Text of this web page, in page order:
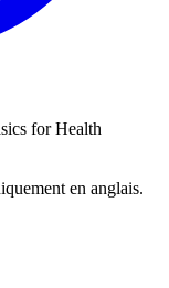
for Health
en anglais.